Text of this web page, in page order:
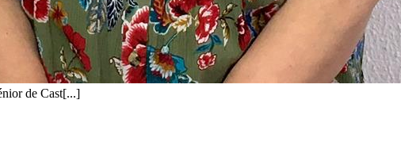
de Cast[...]